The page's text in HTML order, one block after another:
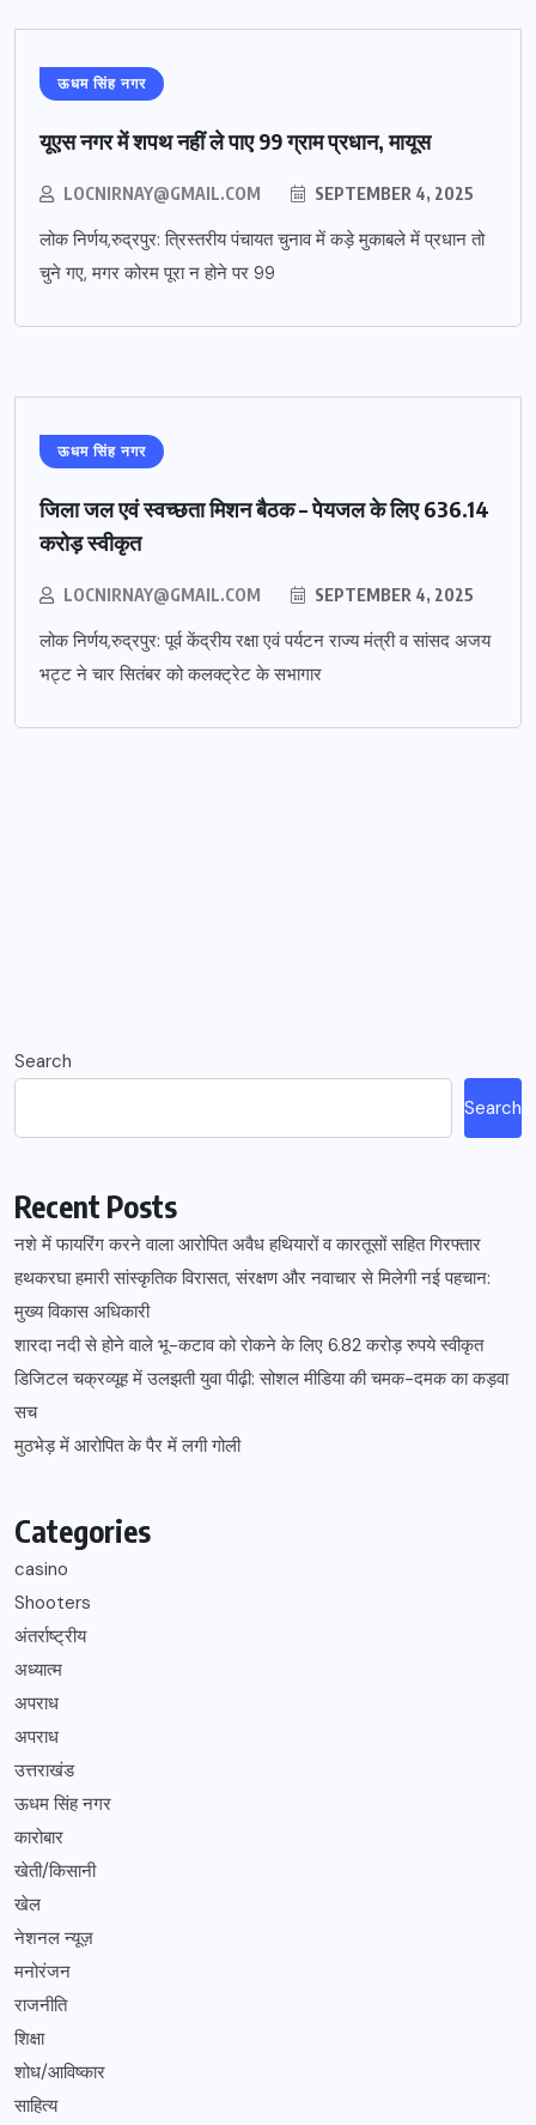
ऊधम सिंह नगर
यूएस नगर में शपथ नहीं ले पाए 99 ग्राम प्रधान, मायूस
LOCNIRNAY@GMAIL.COM SEPTEMBER 4, 2025
लोक निर्णय,रुद्रपुर: त्रिस्तरीय पंचायत चुनाव में कड़े मुकाबले में प्रधान तो
चुने गए, मगर कोरम पूरा न होने पर 99
ऊधम सिंह नगर
जिला जल एवं स्वच्छता मिशन बैठक – पेयजल के लिए 636.14
करोड़ स्वीकृत
LOCNIRNAY@GMAIL.COM SEPTEMBER 4, 2025
लोक निर्णय,रुद्रपुर: पूर्व केंद्रीय रक्षा एवं पर्यटन राज्य मंत्री व सांसद अजय
भट्ट ने चार सितंबर को कलक्ट्रेट के सभागार
Search
Search
Recent Posts
नशे में फायरिंग करने वाला आरोपित अवैध हथियारों व कारतूसों सहित गिरफ्तार
हथकरघा हमारी सांस्कृतिक विरासत, संरक्षण और नवाचार से मिलेगी नई पहचान:
मुख्य विकास अधिकारी
शारदा नदी से होने वाले भू-कटाव को रोकने के लिए 6.82 करोड़ रुपये स्वीकृत
डिजिटल चक्रव्यूह में उलझती युवा पीढ़ी: सोशल मीडिया की चमक-दमक का कड़वा
सच
मुठभेड़ में आरोपित के पैर में लगी गोली
Categories
casino
Shooters
अंतर्राष्ट्रीय
अध्यात्म
अपराध
अपराध
उत्तराखंड
ऊधम सिंह नगर
कारोबार
खेती/किसानी
खेल
नेशनल न्यूज़
मनोरंजन
राजनीति
शिक्षा
शोध/आविष्कार
साहित्य